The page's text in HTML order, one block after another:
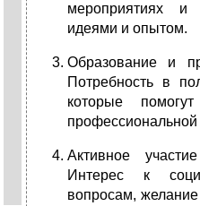
мероприятиях и
идеями и опытом.
Образование и
Потребность в
которые
Активное
Интерес к
вопросам, желание